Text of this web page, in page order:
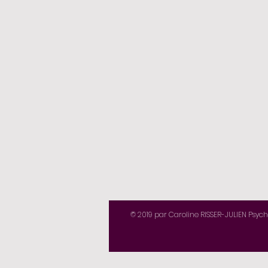
© 2019 par Caroline RISSER-JULIEN